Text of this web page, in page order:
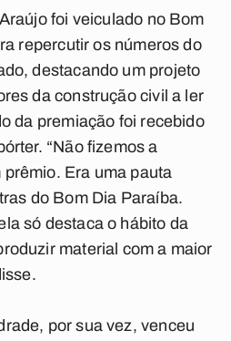
foi veiculado no Bom
repercutir os números do
destacando um projeto
da construção civil a ler
da premiação foi recebido
“Não fizemos a
Era uma pauta
do Bom Dia Paraíba.
só destaca o hábito da
material com a maior
por sua vez, venceu